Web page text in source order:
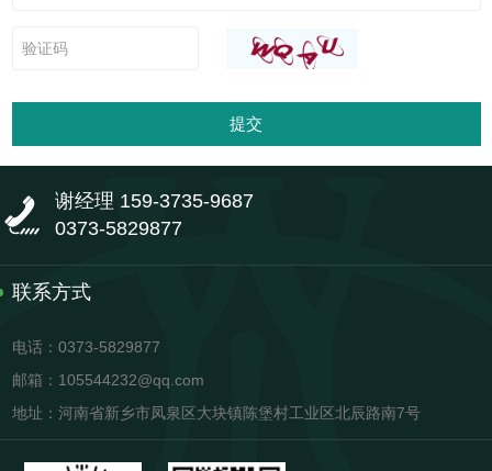
提交
谢经理 159-3735-9687
0373-5829877
联系方式
电话：0373-5829877
邮箱：105544232@qq.com
地址：河南省新乡市凤泉区大块镇陈堡村工业区北辰路南7号